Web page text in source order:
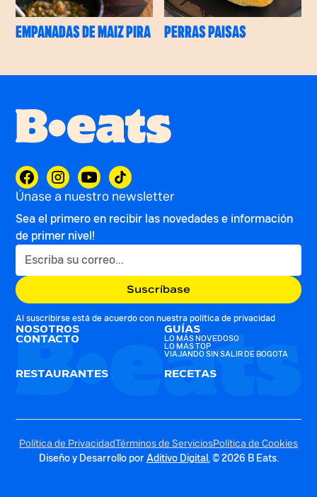
EMPANADAS DE MAIZ PIRA PERRAS PAISAS
Únase a nuestro newsletter
Sea el primero en recibir las novedades e información
de primer nivel!
Al suscribirse está de acuerdo con nuestrapolítica de privacidad
NOSOTROS
CONTACTO
RESTAURANTES
GUÍAS
LO MÁS NOVEDOSO
LO MÁS TOP
VIAJANDO SIN SALIR DE BOGOTA
RECETAS
Política de PrivacidadTérminos de ServiciosPolítica de Cookies
Diseño y Desarrollo por Aditivo Digital.© 2026 B Eats.